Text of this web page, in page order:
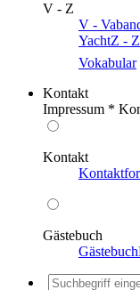
V - Z
V -
YachtZ -
Vokabular
Kontakt
Impressum *
Kontakt
Gästebuch
Gästebuch